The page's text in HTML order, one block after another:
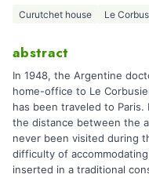
Curutchet house Le
abstract
In 1948, the Argentine
home-office to Le
has been traveled to
the distance between the
never been visited during
difficulty of
inserted in a traditional